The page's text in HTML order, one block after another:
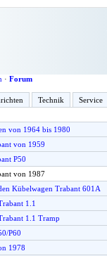
· Forum
Technik Service
von 1964 bis 1980
von 1959
P50
von 1987
Kübelwagen Trabant 601A
1.1
1.1 Tramp
P60
1978